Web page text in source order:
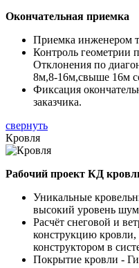
Окончательная приемка
Приемка инженером
Контроль геометрии
Отклонения по
8м,8-16м,свыше 16м
Фиксация
заказчика.
свернуть
Кровля
Рабочий проект КД
Уникальные
высокий уровень
Расчёт снеговой и
конструкцию
конструктором в
Покрытие кровли -